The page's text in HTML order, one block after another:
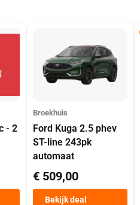
- 2
Broekhuis
Ford Kuga 2.5 phev
ST-line 243pk
automaat
€ 509,00
Bekijk deal